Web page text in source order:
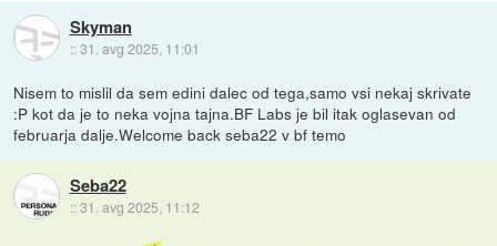
Skyman
::31. avg 2025, 11:01
Nisem to mislil da sem edini dalec od tega,samo vsi nekaj skrivate
:P kot da je to neka vojna tajna.BF Labs je bil itak oglasevan od
februarja dalje.Welcome back seba22 v bf temo
Seba22
::31. avg 2025, 11:12